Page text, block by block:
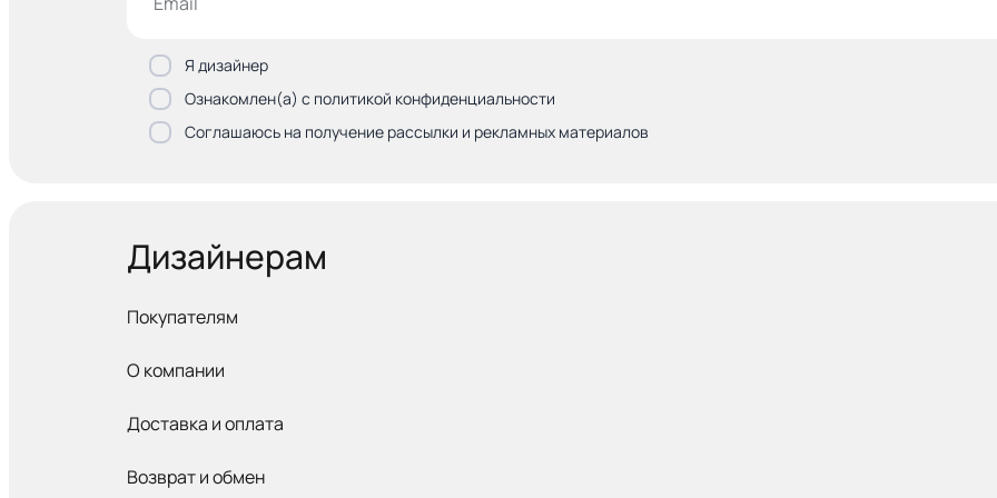
Я дизайнер
Ознакомлен(а) с политикой конфиденциальности
Соглашаюсь на получение рассылки и рекламных материалов
Дизайнерам
Покупателям
О компании
Доставка и оплата
Возврат и обмен